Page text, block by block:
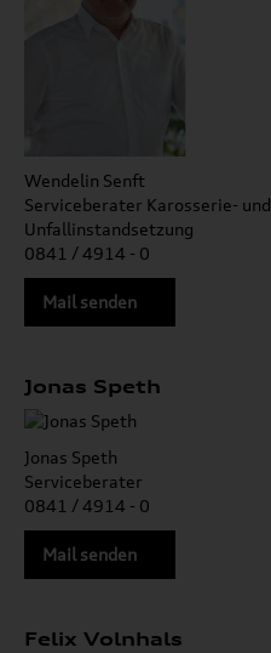
Wendelin Senft
Serviceberater Karosserie- und
Unfallinstandsetzung
0841 / 4914 - 0
Mail senden
Jonas Speth
Jonas Speth
Serviceberater
0841 / 4914 - 0
Mail senden
Felix Volnhals